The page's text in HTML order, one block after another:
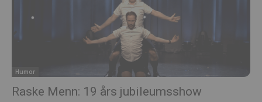
Humor
Raske Menn: 19 års jubileumsshow